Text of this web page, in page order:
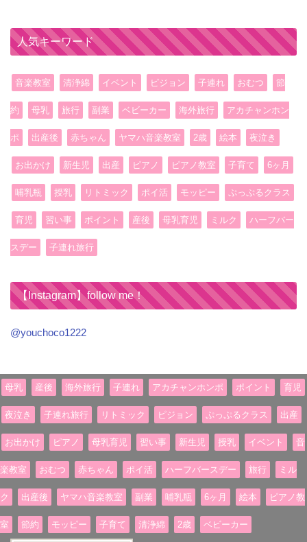
人気キーワード
音楽教室 清浄綿 イベント ピジョン 子連れ おむつ 節
約 母乳 旅行 副業 ベビーカー 海外旅行 アカチャンホン
ポ 出産後 赤ちゃん ヤマハ音楽教室 2歳 絵本 夜泣き
お出かけ 新生児 出産 ピアノ ピアノ教室 子育て 6ヶ月
哺乳瓶 授乳 リトミック ポイ活 モッピー ぷっぷるクラス
育児 習い事 ポイント 産後 母乳育児 ミルク ハーフバー
スデー 子連れ旅行
【Instagram】follow me！
@youchoco1222
母乳 産後 海外旅行 子連れ アカチャンホンポ ポイント 育児
夜泣き 子連れ旅行 リトミック ピジョン ぷっぷるクラス 出産
お出かけ ピアノ 母乳育児 習い事 新生児 授乳 イベント 音
楽教室 おむつ 赤ちゃん ポイ活 ハーフバースデー 旅行 ミル
ク 出産後 ヤマハ音楽教室 副業 哺乳瓶 6ヶ月 絵本 ピアノ教
室 節約 モッピー 子育て 清浄綿 2歳 ベビーカー